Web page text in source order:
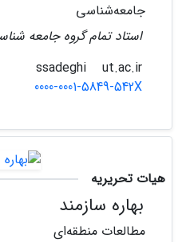
جامعه‌شناسی
استاد تمام گروه جامعه
ut.ac.ir
0000-0001-5849-542X
هیات تحریریه
بهاره سازمند
مطالعات منطقه‌ای